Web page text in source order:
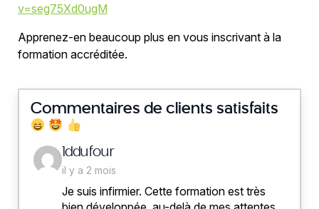
v=seg75Xd0ugM
Apprenez-en beaucoup plus en vous inscrivant à la
formation accréditée.
Commentaires de clients satisfaits
1ddufoursays:
il y a 2 mois
Je suis infirmier. Cette formation est très